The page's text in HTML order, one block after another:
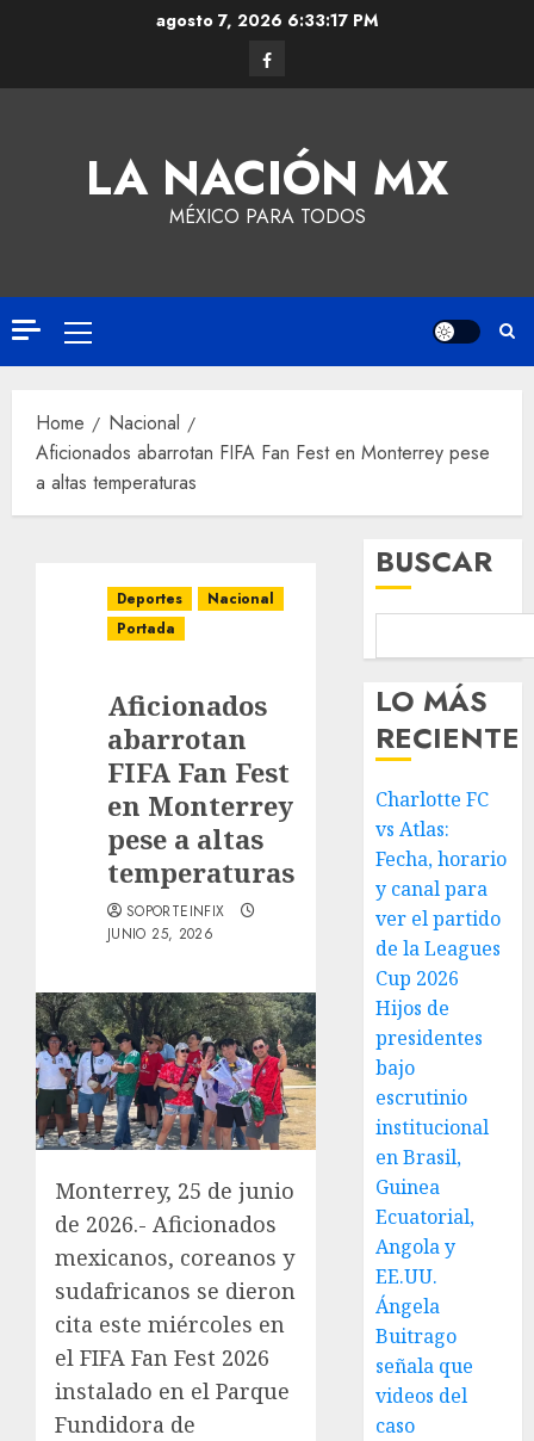
agosto 7, 2026 6:33:17 PM
LA NACIÓN MX
MÉXICO PARA TODOS
Home
Nacional
Aficionados abarrotan FIFA Fan Fest en Monterrey pese
a altas temperaturas
Deportes
Nacional
Portada
Aficionados
abarrotan
FIFA Fan Fest
en Monterrey
pese a altas
temperaturas
SOPORTEINFIX
JUNIO 25, 2026
Monterrey, 25 de junio
de 2026.- Aficionados
mexicanos, coreanos y
sudafricanos se dieron
cita este miércoles en
el FIFA Fan Fest 2026
instalado en el Parque
Fundidora de
BUSCAR
LO MÁS
RECIENTE
Charlotte FC
vs Atlas:
Fecha, horario
y canal para
ver el partido
de la Leagues
Cup 2026
Hijos de
presidentes
bajo
escrutinio
institucional
en Brasil,
Guinea
Ecuatorial,
Angola y
EE.UU.
Ángela
Buitrago
señala que
videos del
caso